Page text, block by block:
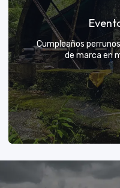
Aprende de
Cumpleaños
de marca en